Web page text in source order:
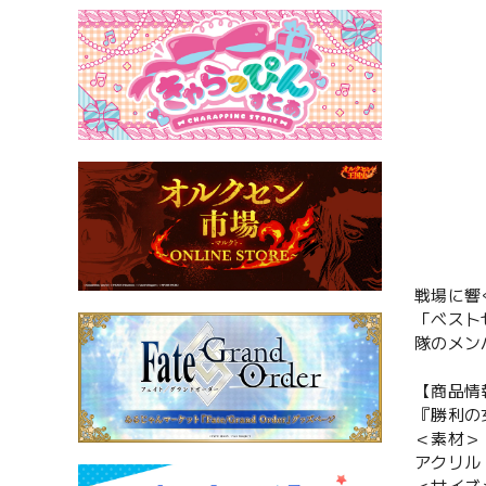
戦場に響
「ベス
隊のメ
【商品
『勝利
＜素材＞
アクリル